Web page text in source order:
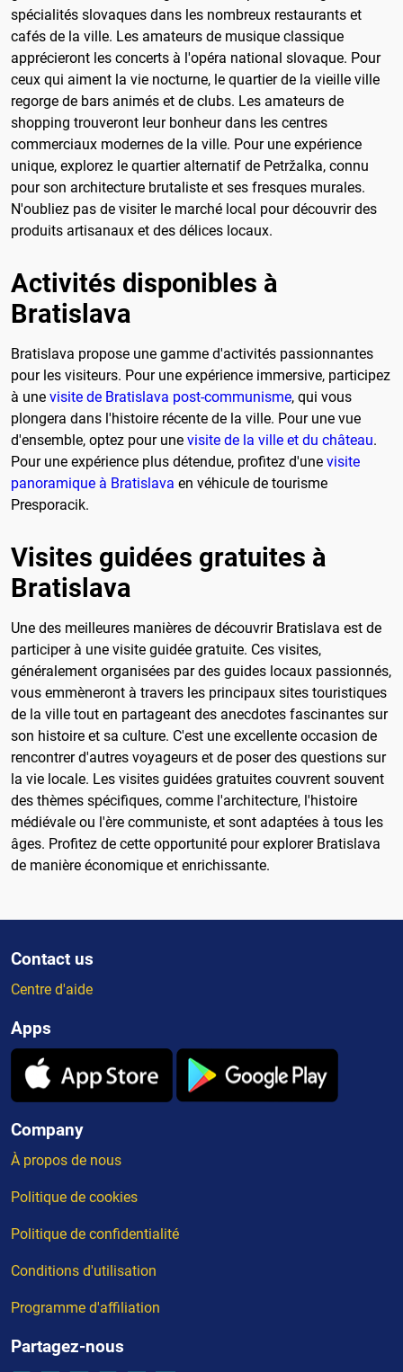
spécialités slovaques dans les nombreux restaurants et
cafés de la ville. Les amateurs de musique classique
apprécieront les concerts à l'opéra national slovaque. Pour
ceux qui aiment la vie nocturne, le quartier de la vieille ville
regorge de bars animés et de clubs. Les amateurs de
shopping trouveront leur bonheur dans les centres
commerciaux modernes de la ville. Pour une expérience
unique, explorez le quartier alternatif de Petržalka, connu
pour son architecture brutaliste et ses fresques murales.
N'oubliez pas de visiter le marché local pour découvrir des
produits artisanaux et des délices locaux.
Activités disponibles à
Bratislava
Bratislava propose une gamme d'activités passionnantes
pour les visiteurs. Pour une expérience immersive, participez
à une visite de Bratislava post-communisme, qui vous
plongera dans l'histoire récente de la ville. Pour une vue
d'ensemble, optez pour une visite de la ville et du château.
Pour une expérience plus détendue, profitez d'une visite
panoramique à Bratislava en véhicule de tourisme
Presporacik.
Visites guidées gratuites à
Bratislava
Une des meilleures manières de découvrir Bratislava est de
participer à une visite guidée gratuite. Ces visites,
généralement organisées par des guides locaux passionnés,
vous emmèneront à travers les principaux sites touristiques
de la ville tout en partageant des anecdotes fascinantes sur
son histoire et sa culture. C'est une excellente occasion de
rencontrer d'autres voyageurs et de poser des questions sur
la vie locale. Les visites guidées gratuites couvrent souvent
des thèmes spécifiques, comme l'architecture, l'histoire
médiévale ou l'ère communiste, et sont adaptées à tous les
âges. Profitez de cette opportunité pour explorer Bratislava
de manière économique et enrichissante.
Contact us
Centre d'aide
Apps
Company
À propos de nous
Politique de cookies
Politique de confidentialité
Conditions d'utilisation
Programme d'affiliation
Partagez-nous